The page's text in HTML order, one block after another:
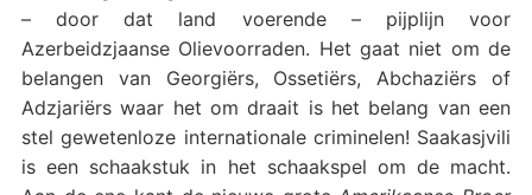
– door dat land voerende – pijplijn voor
Azerbeidzjaanse Olievoorraden. Het gaat niet om de
belangen van Georgiërs, Ossetiërs, Abchaziërs of
Adzjariërs waar het om draait is het belang van een
stel gewetenloze internationale criminelen! Saakasjvili
is een schaakstuk in het schaakspel om de macht.